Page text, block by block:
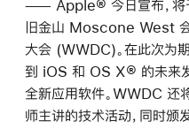
—— Apple® 今日宣布，将
旧金山 Moscone West
大会 (WWDC)。在此次为
到 iOS 和 OS X® 的未来
全新应用软件。WWDC
师主讲的技术活动，同时